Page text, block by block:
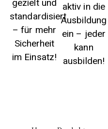
gezielt und
standardisiert
– für mehr
Sicherheit
im Einsatz!
aktiv in die
Ausbildung
ein – jeder
kann
ausbilden!